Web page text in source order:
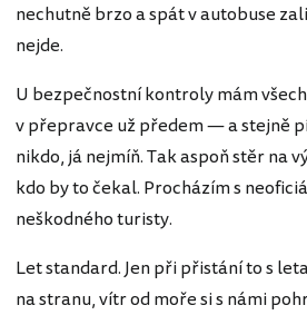
nechutně brzo a spát v autobuse
nejde.
U bezpečnostní kontroly mám
v přepravce už předem — a stejně
nikdo, já nejmíň. Tak aspoň stěr na
kdo by to čekal. Procházím s
neškodného turisty.
Let standard. Jen při přistání to s
na stranu, vítr od moře si s námi